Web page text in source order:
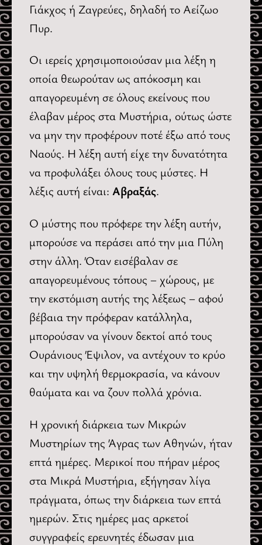
Γιάκχος ή Ζαγρεύες, δηλαδή το Αείζωο
Πυρ.
Οι ιερείς χρησιμοποιούσαν μια λέξη η
οποία θεωρούταν ως απόκοσμη και
απαγορευμένη σε όλους εκείνους που
έλαβαν μέρος στα Μυστήρια, ούτως ώστε
να μην την προφέρουν ποτέ έξω από τους
Ναούς. Η λέξη αυτή είχε την δυνατότητα
να προφυλάξει όλους τους μύστες. Η
λέξις αυτή είναι: Αβραξάς.
Ο μύστης που πρόφερε την λέξη αυτήν,
μπορούσε να περάσει από την μια Πύλη
στην άλλη. Όταν εισέβαλαν σε
απαγορευμένους τόπους – χώρους, με
την εκστόμιση αυτής της λέξεως – αφού
βέβαια την πρόφεραν κατάλληλα,
μπορούσαν να γίνουν δεκτοί από τους
Ουράνιους Έψιλον, να αντέχουν το κρύο
και την υψηλή θερμοκρασία, να κάνουν
θαύματα και να ζουν πολλά χρόνια.
Η χρονική διάρκεια των Μικρών
Μυστηρίων της Άγρας των Αθηνών, ήταν
επτά ημέρες. Μερικοί που πήραν μέρος
στα Μικρά Μυστήρια, εξήγησαν λίγα
πράγματα, όπως την διάρκεια των επτά
ημερών. Στις ημέρες μας αρκετοί
συγγραφείς ερευνητές έδωσαν μια